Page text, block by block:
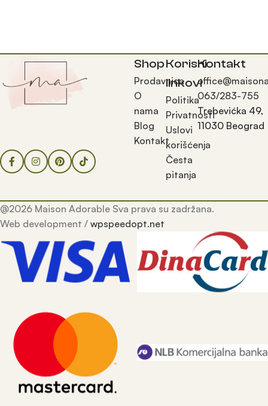
Shop
Prodavnica
O
nama
Blog
Kontakt
Korisni
linkovi
Politika
Privatnosti
Uslovi
korišćenja
Česta
pitanja
Kontakt
063/283-755
Trebevićka 49,
11030 Beograd
@2026 Maison Adorable Sva prava su zadržana.
Web development / wpspeedopt.net